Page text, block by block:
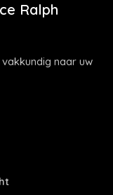
Ralph
naar uw